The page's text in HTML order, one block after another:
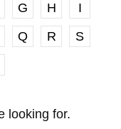
G H
I
Q R
S
looking for.